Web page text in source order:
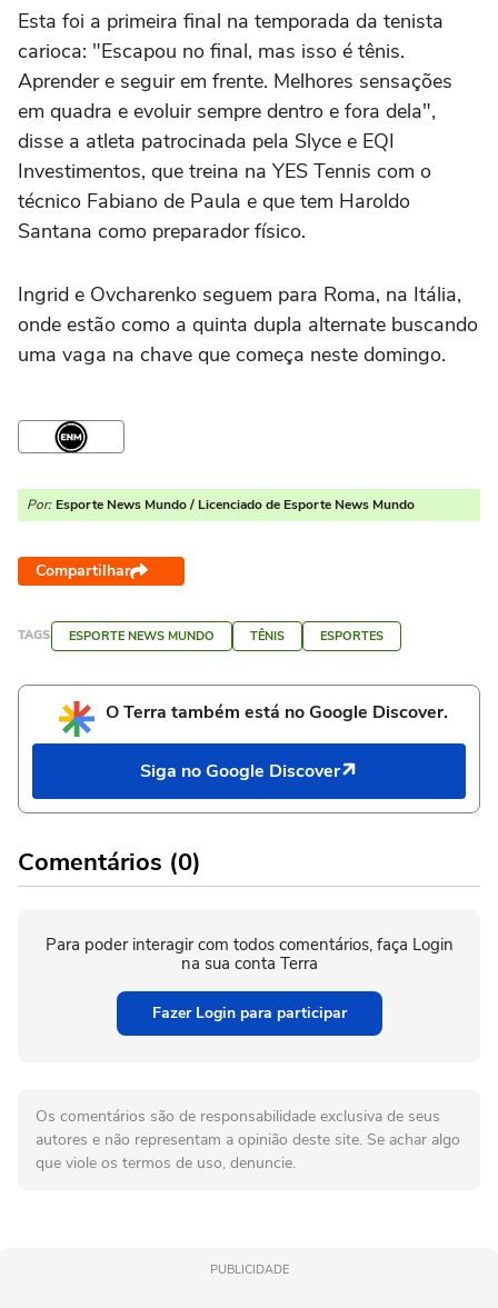
Esta foi a primeira final na temporada da tenista
carioca: "Escapou no final, mas isso é tênis.
Aprender e seguir em frente. Melhores sensações
em quadra e evoluir sempre dentro e fora dela",
disse a atleta patrocinada pela Slyce e EQI
Investimentos, que treina na YES Tennis com o
técnico Fabiano de Paula e que tem Haroldo
Santana como preparador físico.
Ingrid e Ovcharenko seguem para Roma, na Itália,
onde estão como a quinta dupla alternate buscando
uma vaga na chave que começa neste domingo.
Por: Esporte News Mundo / Licenciado de Esporte News Mundo
Compartilhar
TAGS ESPORTE NEWS MUNDO TÊNIS ESPORTES
O Terra também está no Google Discover.
Siga no Google Discover
Comentários (0)
Para poder interagir com todos comentários, faça Login
na sua conta Terra
Fazer Login para participar
Os comentários são de responsabilidade exclusiva de seus
autores e não representam a opinião deste site. Se achar algo
que viole os termos de uso, denuncie.
PUBLICIDADE